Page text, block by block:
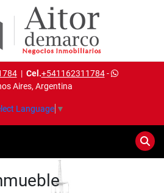
| Cel.+541162311784-
Aires, Argentina
Language ▼